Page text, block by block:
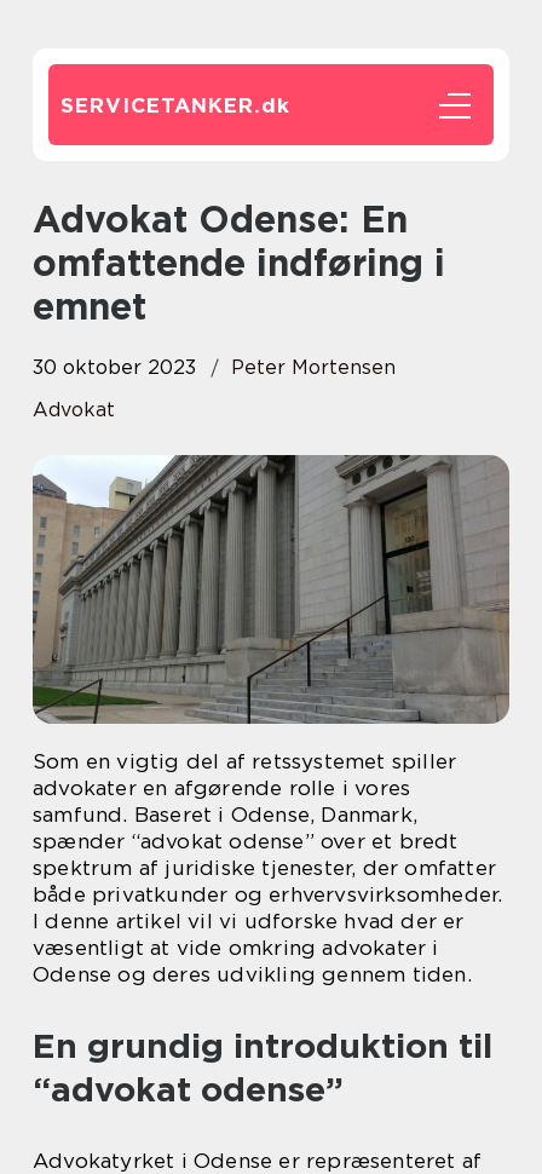
SERVICETANKER.dk
Advokat Odense: En
omfattende indføring i
emnet
30 oktober 2023
Peter Mortensen
Advokat
Som en vigtig del af retssystemet spiller
advokater en afgørende rolle i vores
samfund. Baseret i Odense, Danmark,
spænder “advokat odense” over et bredt
spektrum af juridiske tjenester, der omfatter
både privatkunder og erhvervsvirksomheder.
I denne artikel vil vi udforske hvad der er
væsentligt at vide omkring advokater i
Odense og deres udvikling gennem tiden.
En grundig introduktion til
“advokat odense”
Advokatyrket i Odense er repræsenteret af